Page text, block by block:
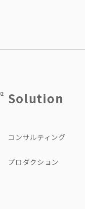
Solution
コンサルティング
プロダクション